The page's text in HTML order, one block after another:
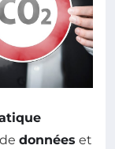
données et